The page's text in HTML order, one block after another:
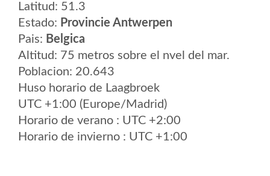
Latitud: 51.3
Estado: Provincie Antwerpen
Pais: Belgica
Altitud: 75 metros sobre el nvel del mar.
Poblacion: 20.643
Huso horario de Laagbroek
UTC +1:00 (Europe/Madrid)
Horario de verano : UTC +2:00
Horario de invierno : UTC +1:00